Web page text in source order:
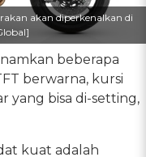
akan diperkenalkan di
beberapa
berwarna, kursi
yang bisa di-setting,
kuat adalah